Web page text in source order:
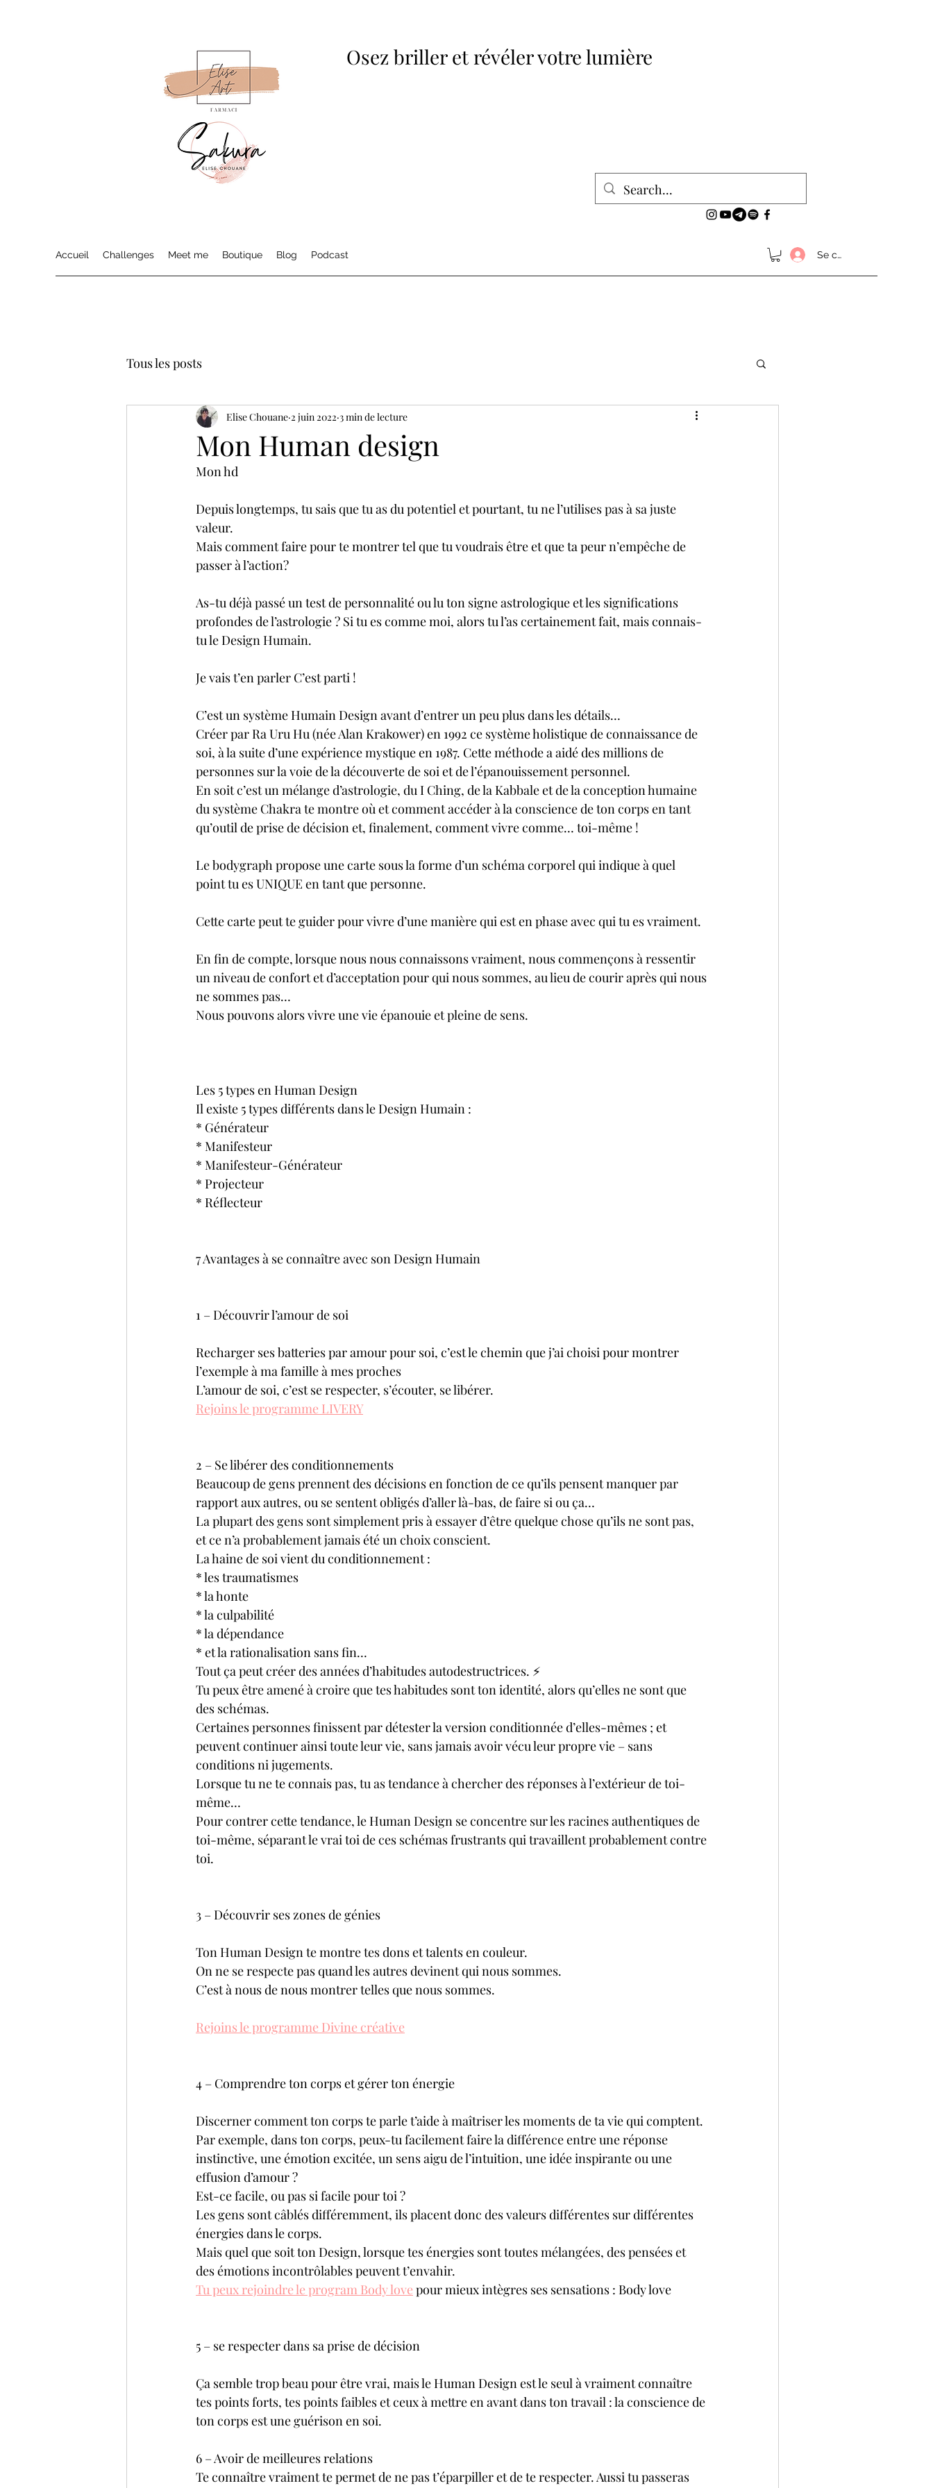
Osez briller et révéler votre lumière
Accueil Challenges Meet me Boutique Blog Podcast Se connecter
Tous les posts
Mon Human design
Elise Chouane 2 juin 2022 3 min de lecture
Mon hd
Depuis longtemps, tu sais que tu as du potentiel et pourtant, tu ne l’utilises pas à sa juste
valeur.
Mais comment faire pour te montrer tel que tu voudrais être et que ta peur n’empêche de
passer à l’action?
As-tu déjà passé un test de personnalité ou lu ton signe astrologique et les significations
profondes de l’astrologie ? Si tu es comme moi, alors tu l’as certainement fait, mais connais-
tu le Design Humain.
Je vais t’en parler C’est parti !
C’est un système Humain Design avant d’entrer un peu plus dans les détails…
Créer par Ra Uru Hu (née Alan Krakower) en 1992 ce système holistique de connaissance de
soi, à la suite d’une expérience mystique en 1987. Cette méthode a aidé des millions de
personnes sur la voie de la découverte de soi et de l’épanouissement personnel.
En soit c’est un mélange d’astrologie, du I Ching, de la Kabbale et de la conception humaine
du système Chakra te montre où et comment accéder à la conscience de ton corps en tant
qu’outil de prise de décision et, finalement, comment vivre comme… toi-même !
Le bodygraph propose une carte sous la forme d’un schéma corporel qui indique à quel
point tu es UNIQUE en tant que personne.
Cette carte peut te guider pour vivre d’une manière qui est en phase avec qui tu es vraiment.
En fin de compte, lorsque nous nous connaissons vraiment, nous commençons à ressentir
un niveau de confort et d’acceptation pour qui nous sommes, au lieu de courir après qui nous
ne sommes pas…
Nous pouvons alors vivre une vie épanouie et pleine de sens.
Les 5 types en Human Design
Il existe 5 types différents dans le Design Humain :
* Générateur
* Manifesteur
* Manifesteur-Générateur
* Projecteur
* Réflecteur
7 Avantages à se connaître avec son Design Humain
1 – Découvrir l’amour de soi
Recharger ses batteries par amour pour soi, c’est le chemin que j’ai choisi pour montrer
l’exemple à ma famille à mes proches
L’amour de soi, c’est se respecter, s’écouter, se libérer.
Rejoins le programme LIVERY
2 – Se libérer des conditionnements
Beaucoup de gens prennent des décisions en fonction de ce qu’ils pensent manquer par
rapport aux autres, ou se sentent obligés d’aller là-bas, de faire si ou ça…
La plupart des gens sont simplement pris à essayer d’être quelque chose qu’ils ne sont pas,
et ce n’a probablement jamais été un choix conscient.
La haine de soi vient du conditionnement :
* les traumatismes
* la honte
* la culpabilité
* la dépendance
* et la rationalisation sans fin…
Tout ça peut créer des années d’habitudes autodestructrices. ⚡
Tu peux être amené à croire que tes habitudes sont ton identité, alors qu’elles ne sont que
des schémas.
Certaines personnes finissent par détester la version conditionnée d’elles-mêmes ; et
peuvent continuer ainsi toute leur vie, sans jamais avoir vécu leur propre vie – sans
conditions ni jugements.
Lorsque tu ne te connais pas, tu as tendance à chercher des réponses à l’extérieur de toi-
même…
Pour contrer cette tendance, le Human Design se concentre sur les racines authentiques de
toi-même, séparant le vrai toi de ces schémas frustrants qui travaillent probablement contre
toi.
3 – Découvrir ses zones de génies
Ton Human Design te montre tes dons et talents en couleur.
On ne se respecte pas quand les autres devinent qui nous sommes.
C’est à nous de nous montrer telles que nous sommes.
Rejoins le programme Divine créative
4 – Comprendre ton corps et gérer ton énergie
Discerner comment ton corps te parle t’aide à maîtriser les moments de ta vie qui comptent.
Par exemple, dans ton corps, peux-tu facilement faire la différence entre une réponse
instinctive, une émotion excitée, un sens aigu de l’intuition, une idée inspirante ou une
effusion d’amour ?
Est-ce facile, ou pas si facile pour toi ?
Les gens sont câblés différemment, ils placent donc des valeurs différentes sur différentes
énergies dans le corps.
Mais quel que soit ton Design, lorsque tes énergies sont toutes mélangées, des pensées et
des émotions incontrôlables peuvent t’envahir.
Tu peux rejoindre le program Body love pour mieux intègres ses sensations : Body love
5 – se respecter dans sa prise de décision
Ça semble trop beau pour être vrai, mais le Human Design est le seul à vraiment connaître
tes points forts, tes points faibles et ceux à mettre en avant dans ton travail : la conscience de
ton corps est une guérison en soi.
6 – Avoir de meilleures relations
Te connaître vraiment te permet de ne pas t’éparpiller et de te respecter. Aussi tu passeras